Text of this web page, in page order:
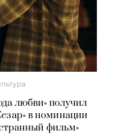
любви» получил
в номинации
фильм»